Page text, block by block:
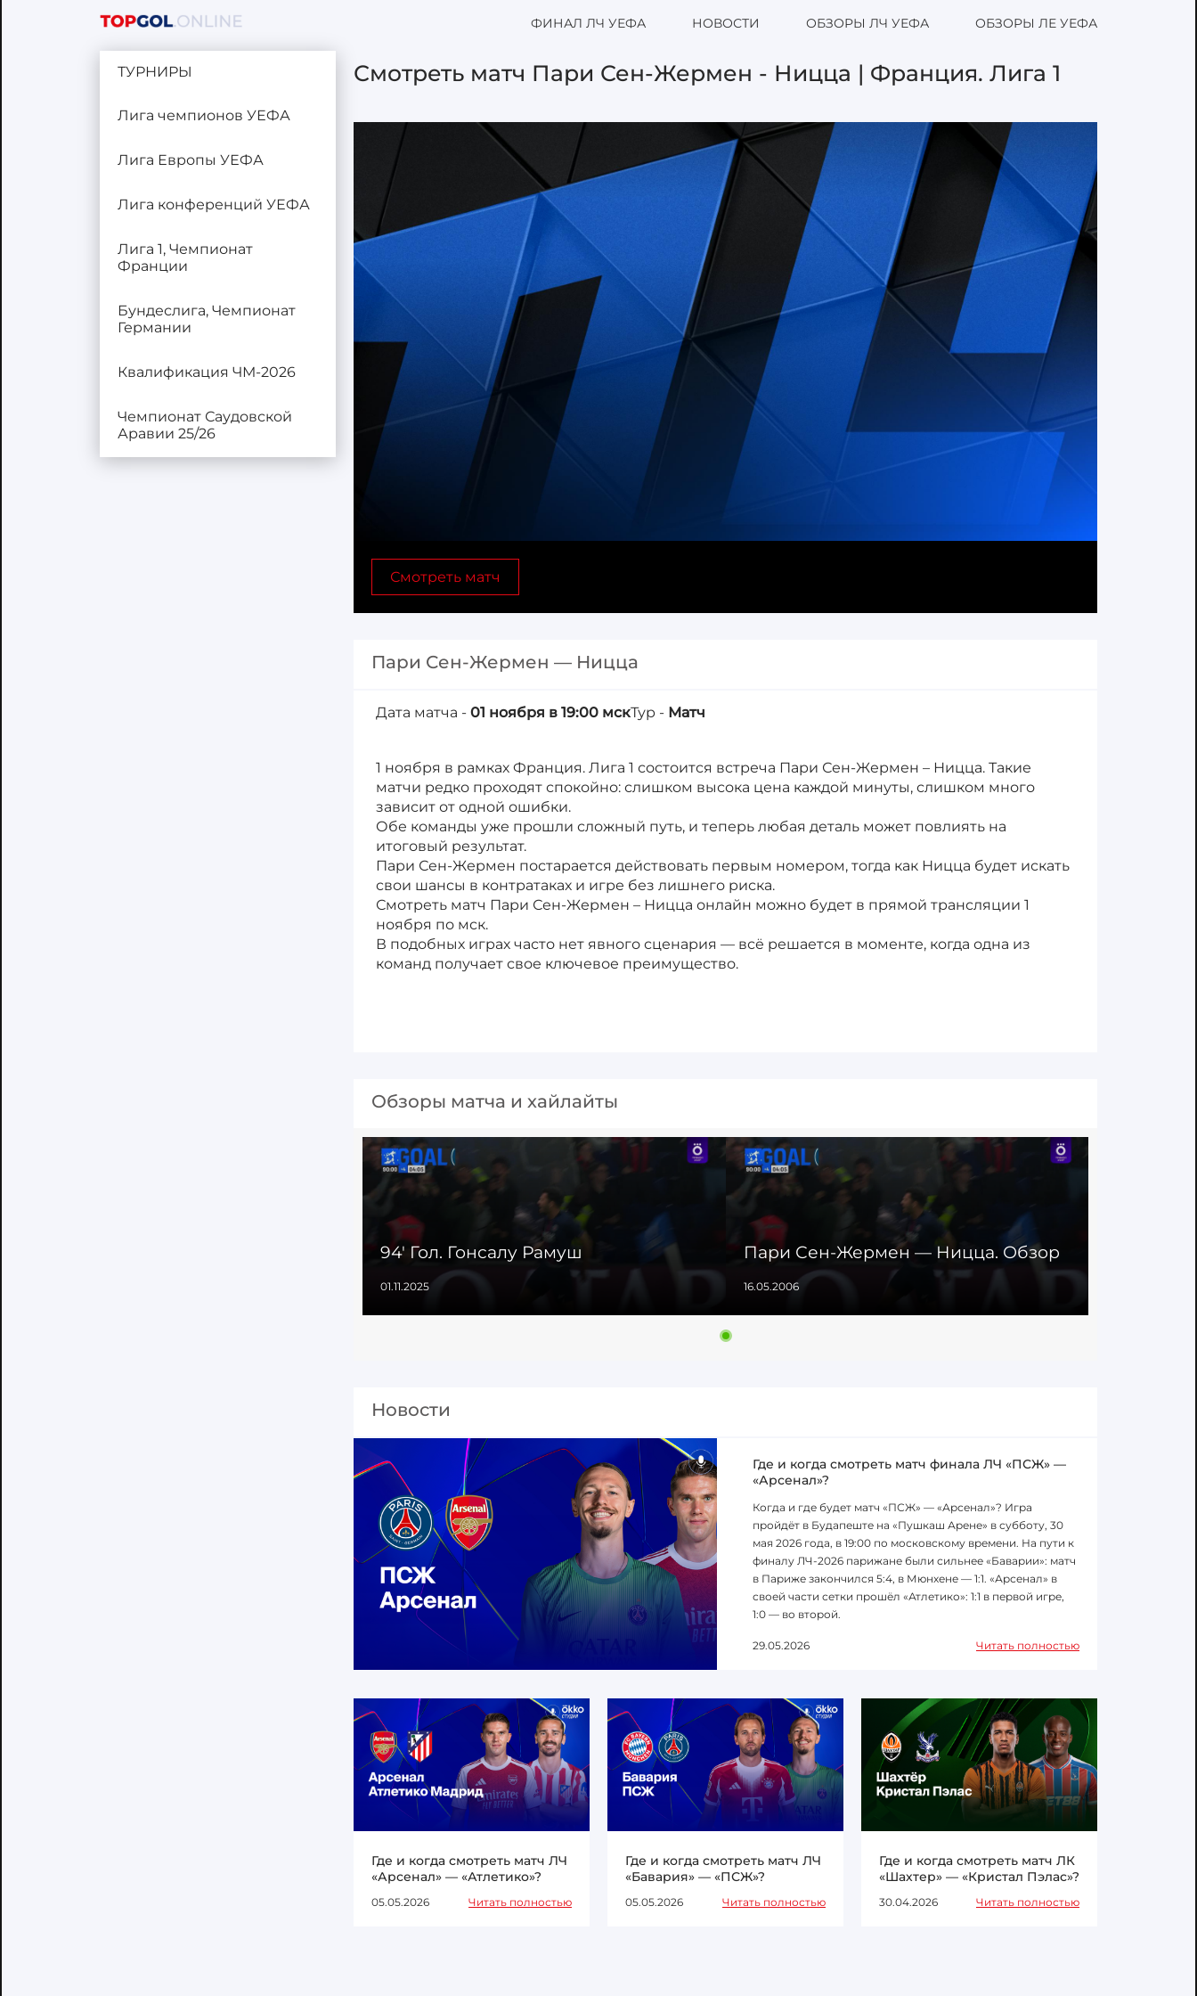
ФИНАЛ ЛЧ УЕФА НОВОСТИ ОБЗОРЫ ЛЧ УЕФА ОБЗОРЫ ЛЕ УЕФА
ТУРНИРЫ
Лига чемпионов УЕФА
Лига Европы УЕФА
Лига конференций УЕФА
Лига 1, Чемпионат
Франции
Бундеслига, Чемпионат
Германии
Квалификация ЧМ-2026
Чемпионат Саудовской
Аравии 25/26
Смотреть матч Пари Сен-Жермен - Ницца | Франция. Лига 1
Смотреть матч
Пари Сен-Жермен — Ницца
Дата матча - 01 ноября в 19:00 мскТур - Матч
1 ноября в рамках Франция. Лига 1 состоится встреча Пари Сен-Жермен – Ницца. Такие
матчи редко проходят спокойно: слишком высока цена каждой минуты, слишком много
зависит от одной ошибки.
Обе команды уже прошли сложный путь, и теперь любая деталь может повлиять на
итоговый результат.
Пари Сен-Жермен постарается действовать первым номером, тогда как Ницца будет искать
свои шансы в контратаках и игре без лишнего риска.
Смотреть матч Пари Сен-Жермен – Ницца онлайн можно будет в прямой трансляции 1
ноября по мск.
В подобных играх часто нет явного сценария — всё решается в моменте, когда одна из
команд получает свое ключевое преимущество.
Обзоры матча и хайлайты
94' Гол. Гонсалу Рамуш
01.11.2025
Пари Сен-Жермен — Ницца. Обзор
16.05.2006
Новости
Где и когда смотреть матч финала ЛЧ «ПСЖ» —
«Арсенал»?
Когда и где будет матч «ПСЖ» — «Арсенал»? Игра
пройдёт в Будапеште на «Пушкаш Арене» в субботу, 30
мая 2026 года, в 19:00 по московскому времени. На пути к
финалу ЛЧ-2026 парижане были сильнее «Баварии»: матч
в Париже закончился 5:4, в Мюнхене — 1:1. «Арсенал» в
своей части сетки прошёл «Атлетико»: 1:1 в первой игре,
1:0 — во второй.
29.05.2026 Читать полностью
Где и когда смотреть матч ЛЧ
«Арсенал» — «Атлетико»?
05.05.2026 Читать полностью
Где и когда смотреть матч ЛЧ
«Бавария» — «ПСЖ»?
05.05.2026 Читать полностью
Где и когда смотреть матч ЛК
«Шахтер» — «Кристал Пэлас»?
30.04.2026 Читать полностью